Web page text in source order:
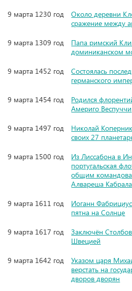
9 марта 1230 год
Около деревни
сражение между
9 марта 1309 год
Папа римский
доминиканском
9 марта 1452 год
Состоялась
германского
9 марта 1454 год
Родился
Америго Веспуччи
9 марта 1497 год
Николай
своих 27
9 марта 1500 год
Из Лиссабона в
португальская
общим
Алвареша Кабрала
9 марта 1611 год
Иоганн
пятна на Солнце
9 марта 1617 год
Заключён
Швецией
9 марта 1642 год
Указом царя
верстать на
дворов дворян